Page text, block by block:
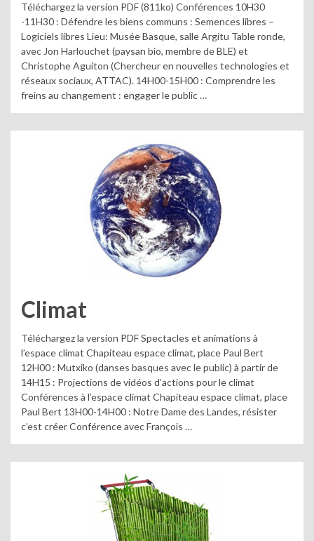
Téléchargez la version PDF (811ko) Conférences 10H30
-11H30 : Défendre les biens communs : Semences libres –
Logiciels libres Lieu: Musée Basque, salle Argitu Table ronde,
avec Jon Harlouchet (paysan bio, membre de BLE) et
Christophe Aguiton (Chercheur en nouvelles technologies et
réseaux sociaux, ATTAC). 14H00-15H00 : Comprendre les
freins au changement : engager le public …
Climat
Téléchargez la version PDF Spectacles et animations à
l’espace climat Chapiteau espace climat, place Paul Bert
12H00 : Mutxiko (danses basques avec le public) à partir de
14H15 : Projections de vidéos d’actions pour le climat
Conférences à l’espace climat Chapiteau espace climat, place
Paul Bert 13H00-14H00 : Notre Dame des Landes, résister
c’est créer Conférence avec François …